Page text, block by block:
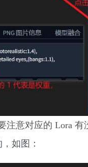
注意对应的 Lora
如图​：